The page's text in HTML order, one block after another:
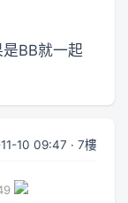
BB就一起
10 09:47 · 7樓